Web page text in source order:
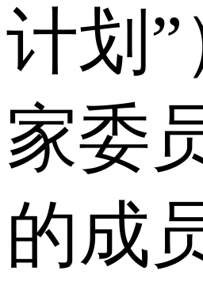
计划
家委
的成